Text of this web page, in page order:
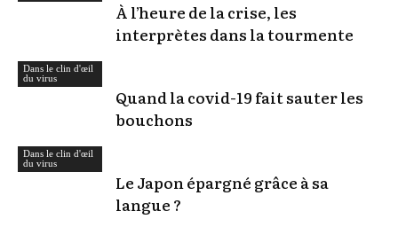
À l’heure de la crise, les
interprètes dans la tourmente
Dans le clin d'œil
du virus
Quand la covid-19 fait sauter les
bouchons
Dans le clin d'œil
du virus
Le Japon épargné grâce à sa
langue ?